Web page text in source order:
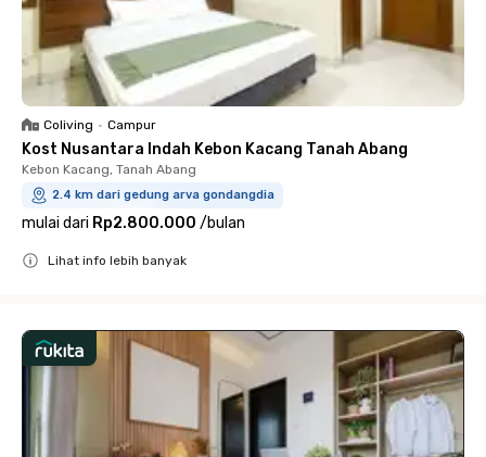
Coliving • Campur
Kost Nusantara Indah Kebon Kacang Tanah Abang
Kebon Kacang, Tanah Abang
2.4 km dari gedung arva gondangdia
mulai dari Rp2.800.000 /bulan
Lihat info lebih banyak